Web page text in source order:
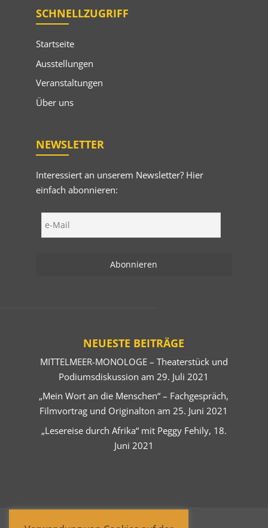
SCHNELLZUGRIFF
Startseite
Ausstellungen
Veranstaltungen
Über uns
NEWSLETTER
Interessiert an unserem Newsletter? Hier
einfach abonnieren:
NEUESTE BEITRÄGE
MITTELMEER-MONOLOGE – Theaterstück und
Podiumsdiskussion am 29. Juli 2021
„Mein Wort an die Menschen“ – Fachgespräch,
Filmvortrag und Originalton am 25. Juni 2021
„Lesereise durch Afrika“ mit Peggy Fehily, 18.
Juni 2021